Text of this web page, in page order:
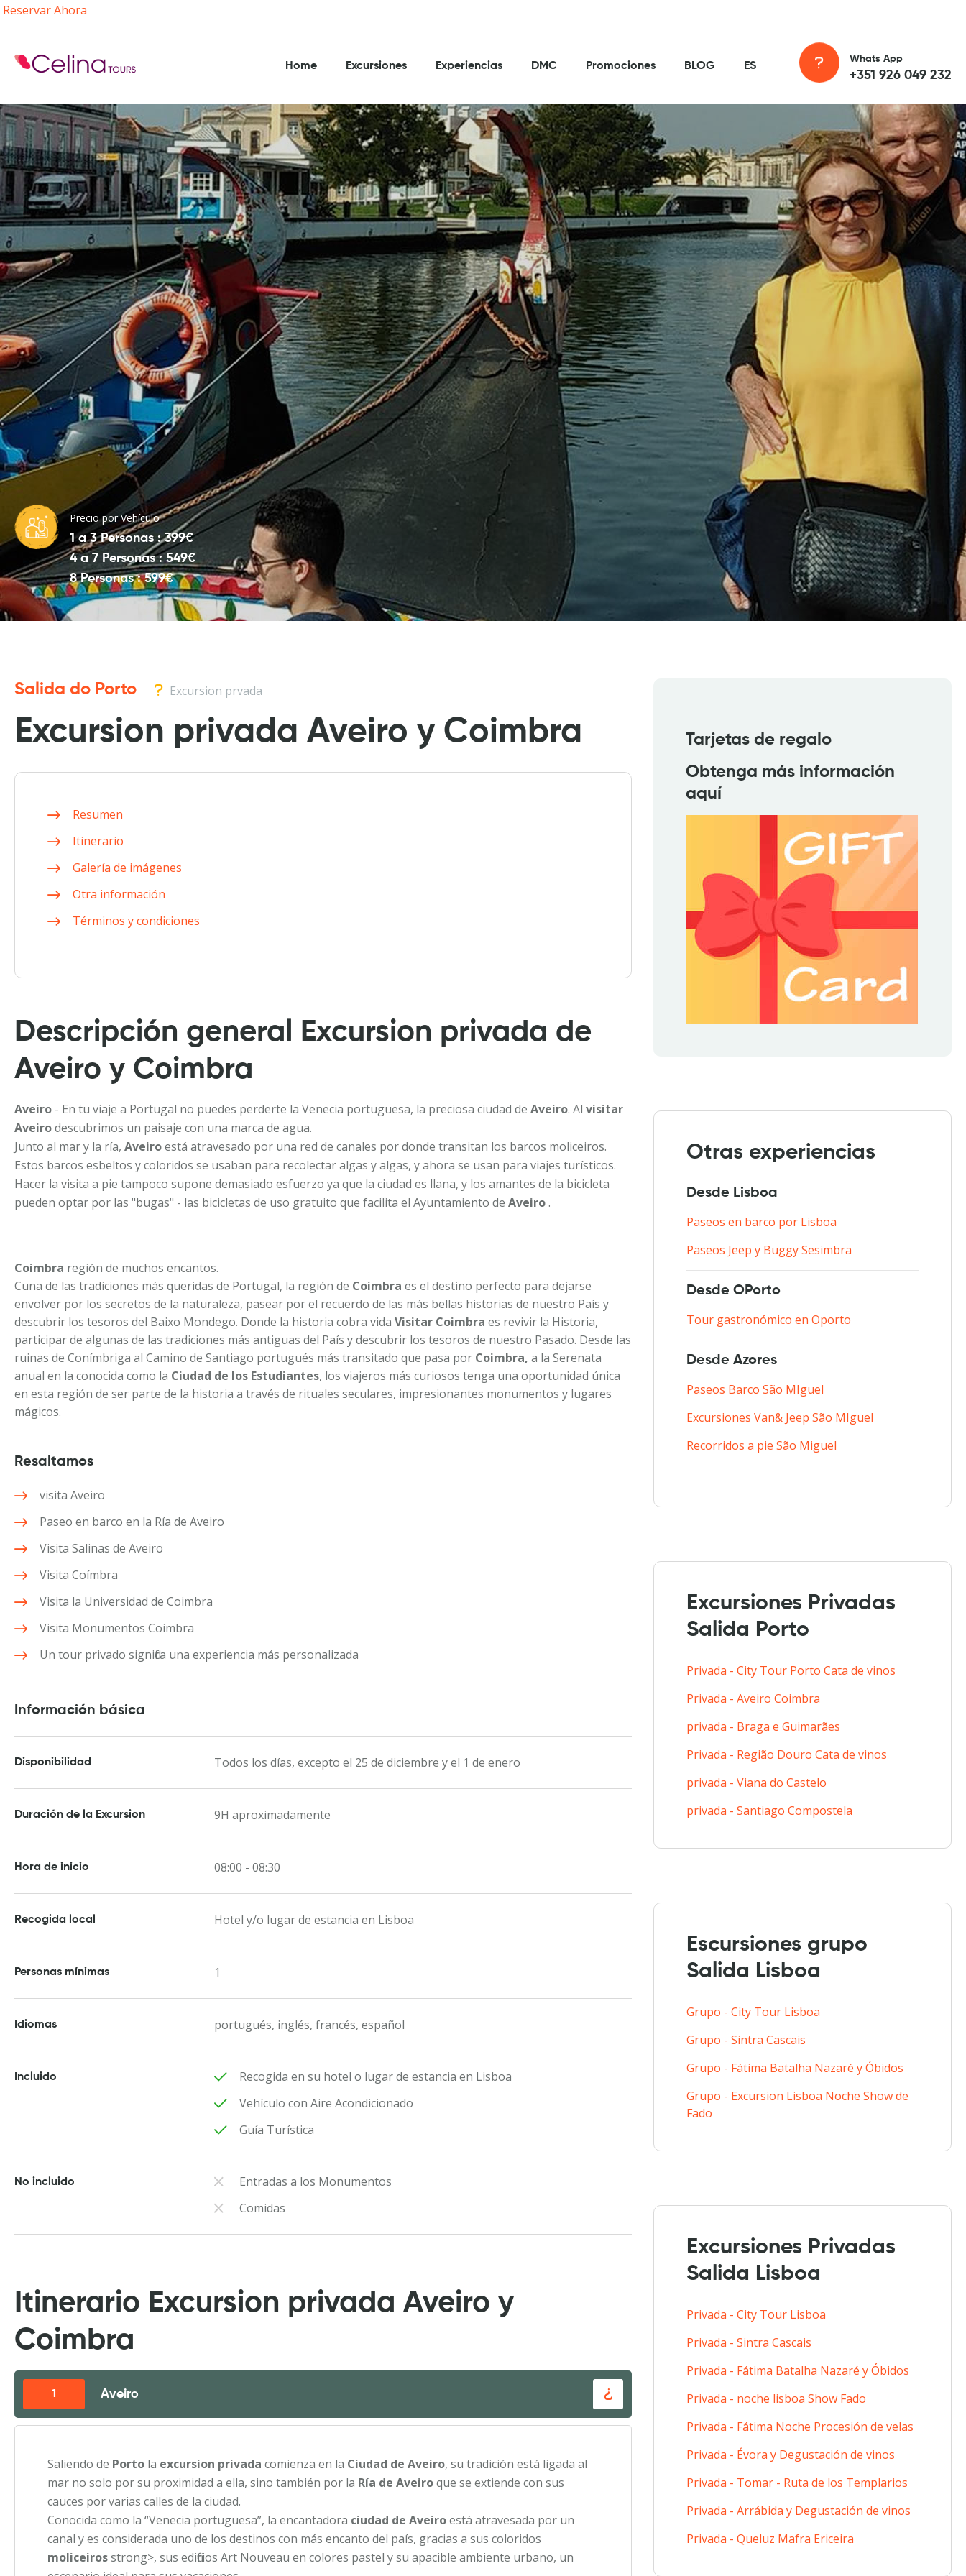
Reservar Ahora
Home Excursiones Experiencias DMC Promociones BLOG ES
Whats App
+351 926 049 232
Precio por Vehículo
1 a 3 Personas : 399€
4 a 7 Personas : 549€
8 Personas : 599€
Salida do Porto Excursion prvada
Excursion privada Aveiro y Coimbra
Resumen
Itinerario
Galería de imágenes
Otra información
Términos y condiciones
Descripción general Excursion privada de
Aveiro y Coimbra
Aveiro - En tu viaje a Portugal no puedes perderte la Venecia portuguesa, la preciosa ciudad de Aveiro. Al visitar
Aveirodescubrimos un paisaje con una marca de agua.
Junto al mar y la ría, Aveiroestá atravesado por una red de canales por donde transitan los barcos moliceiros.
Estos barcos esbeltos y coloridos se usaban para recolectar algas y algas, y ahora se usan para viajes turísticos.
Hacer la visita a pie tampoco supone demasiado esfuerzo ya que la ciudad es llana, y los amantes de la bicicleta
pueden optar por las "bugas" - las bicicletas de uso gratuito que facilita el Ayuntamiento de Aveiro.
Coimbra región de muchos encantos.
Cuna de las tradiciones más queridas de Portugal, la región de Coimbra es el destino perfecto para dejarse
envolver por los secretos de la naturaleza, pasear por el recuerdo de las más bellas historias de nuestro País y
descubrir los tesoros del Baixo Mondego. Donde la historia cobra vida Visitar Coimbra es revivir la Historia,
participar de algunas de las tradiciones más antiguas del País y descubrir los tesoros de nuestro Pasado. Desde las
ruinas de Conímbriga al Camino de Santiago portugués más transitado que pasa por Coimbra, a la Serenata
anual en la conocida como la Ciudad de los Estudiantes, los viajeros más curiosos tenga una oportunidad única
en esta región de ser parte de la historia a través de rituales seculares, impresionantes monumentos y lugares
mágicos.
Resaltamos
visita Aveiro
Paseo en barco en la Ría de Aveiro
Visita Salinas de Aveiro
Visita Coímbra
Visita la Universidad de Coimbra
Visita Monumentos Coimbra
Un tour privado significa una experiencia más personalizada
Información básica
Disponibilidad Todos los días, excepto el 25 de diciembre y el 1 de enero
Duración de la Excursion 9H aproximadamente
Hora de inicio 08:00 - 08:30
Recogida local Hotel y/o lugar de estancia en Lisboa
Personas mínimas 1
Idiomas portugués, inglés, francés, español
Incluido
Recogida en su hotel o lugar de estancia en Lisboa
Vehículo con Aire Acondicionado
Guía Turística
No incluido
Entradas a los Monumentos
Comidas
Itinerario Excursion privada Aveiro y
Coimbra
1 Aveiro
Saliendo de Porto la excursion privada comienza en la Ciudad de Aveiro, su tradición está ligada al
mar no solo por su proximidad a ella, sino también por la Ría de Aveiroque se extiende con sus
cauces por varias calles de la ciudad.
Conocida como la “Venecia portuguesa”, la encantadora ciudad de Aveiroestá atravesada por un
canal y es considerada uno de los destinos con más encanto del país, gracias a sus coloridos
moliceirosstrong>, sus edificios Art Nouveau en colores pastel y su apacible ambiente urbano, un
Tarjetas de regalo
Obtenga más información
aquí
Otras experiencias
Desde Lisboa
Paseos en barco por Lisboa
Paseos Jeep y Buggy Sesimbra
Desde OPorto
Tour gastronómico en Oporto
Desde Azores
Paseos Barco São MIguel
Excursiones Van& Jeep São MIguel
Recorridos a pie São Miguel
Excursiones Privadas
Salida Porto
Privada - City Tour Porto Cata de vinos
Privada - Aveiro Coimbra
privada - Braga e Guimarães
Privada - Região Douro Cata de vinos
privada - Viana do Castelo
privada - Santiago Compostela
Escursiones grupo
Salida Lisboa
Grupo - City Tour Lisboa
Grupo - Sintra Cascais
Grupo - Fátima Batalha Nazaré y Óbidos
Grupo - Excursion Lisboa Noche Show de
Fado
Excursiones Privadas
Salida Lisboa
Privada - City Tour Lisboa
Privada - Sintra Cascais
Privada - Fátima Batalha Nazaré y Óbidos
Privada - noche lisboa Show Fado
Privada - Fátima Noche Procesión de velas
Privada - Évora y Degustación de vinos
Privada - Tomar - Ruta de los Templarios
Privada - Arrábida y Degustación de vinos
Privada - Queluz Mafra Ericeira